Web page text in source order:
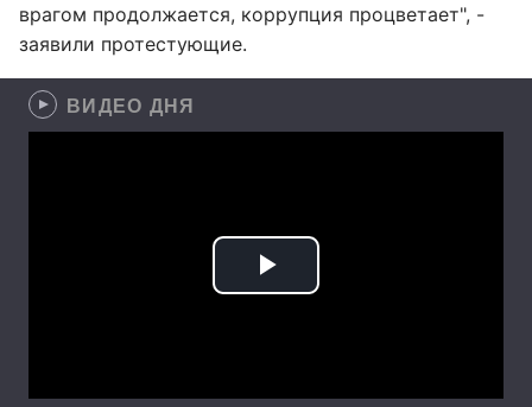
врагом продолжается, коррупция процветает", -
заявили протестующие.
ВИДЕО ДНЯ